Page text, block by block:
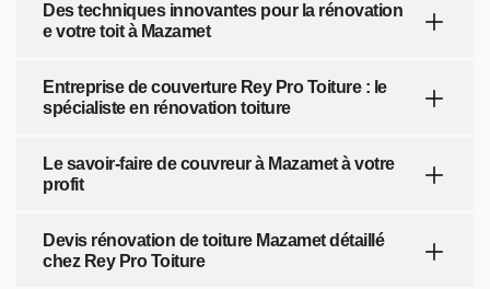
Des techniques innovantes pour la rénovation
e votre toit à Mazamet
Entreprise de couverture Rey Pro Toiture : le
spécialiste en rénovation toiture
Le savoir-faire de couvreur à Mazamet à votre
profit
Devis rénovation de toiture Mazamet détaillé
chez Rey Pro Toiture